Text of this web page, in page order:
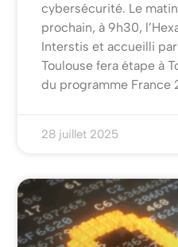
cybersécurité. Le
prochain, à 9h30,
Interstis et accueilli
Toulouse fera étape à
du programme France
28 juillet 2025